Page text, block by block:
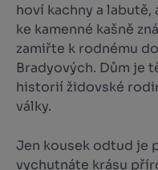
hoví kachny a
ke kamenné kašně
zamiřte k rodnému
Bradyových. Dům je
historií židovské
války.
Jen kousek odtud je
vychutnáte krásu